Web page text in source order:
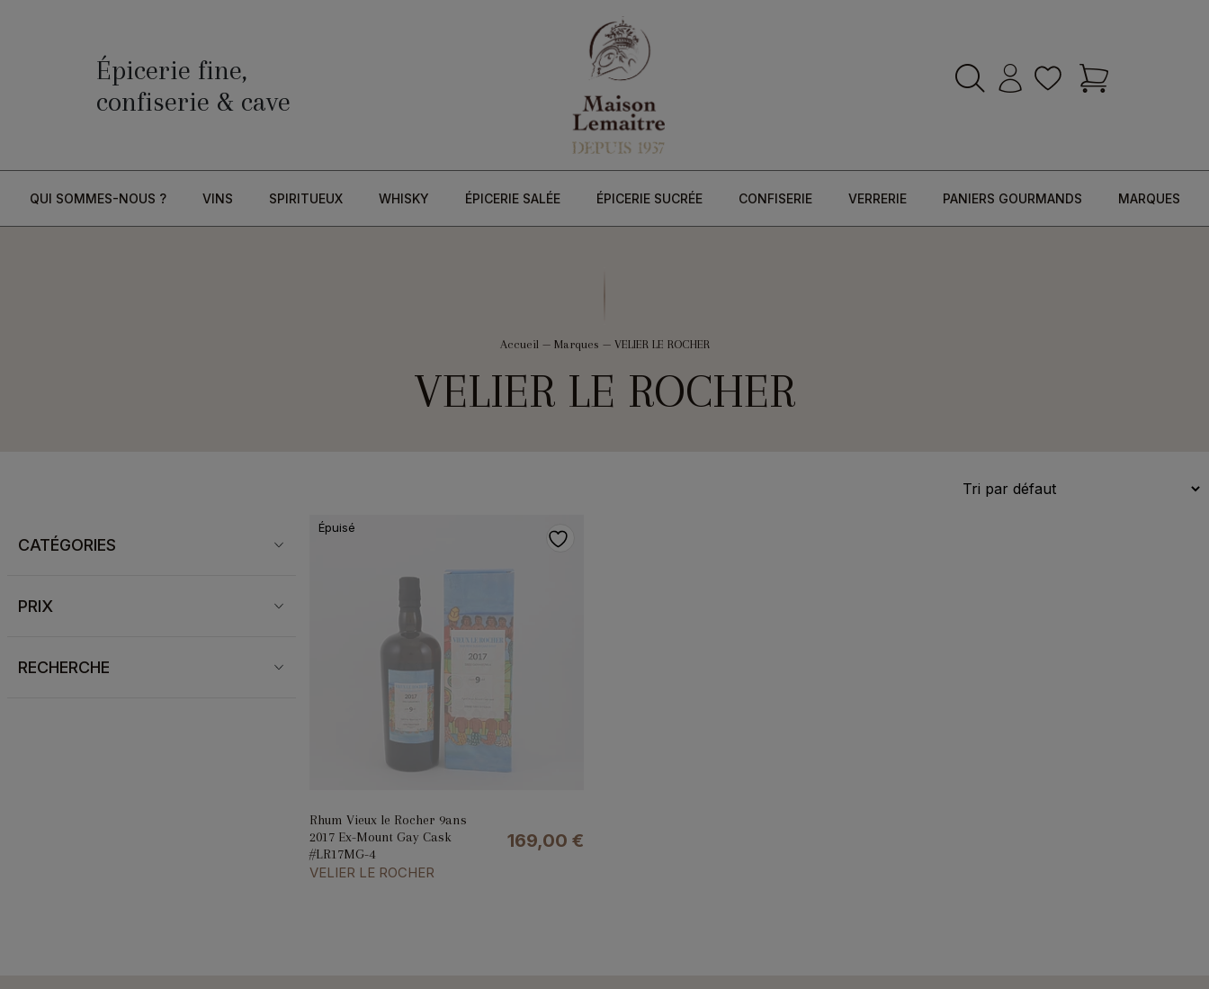
Épicerie fine,
confiserie & cave
QUI SOMMES-NOUS ? VINS SPIRITUEUX WHISKY ÉPICERIE SALÉE ÉPICERIE SUCRÉE CONFISERIE VERRERIE PANIERS GOURMANDS MARQUES
Accueil — Marques — VELIER LE ROCHER
VELIER LE ROCHER
CATÉGORIES
PRIX
RECHERCHE
Épuisé
Rhum Vieux le Rocher 9ans
2017 Ex-Mount Gay Cask
#LR17MG-4
VELIER LE ROCHER
169,00 €